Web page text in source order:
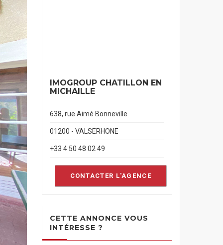
IMOGROUP CHATILLON EN
MICHAILLE
638, rue Aimé Bonneville
01200 - VALSERHONE
+33 4 50 48 02 49
CONTACTER L'AGENCE
CETTE ANNONCE VOUS
INTÉRESSE ?